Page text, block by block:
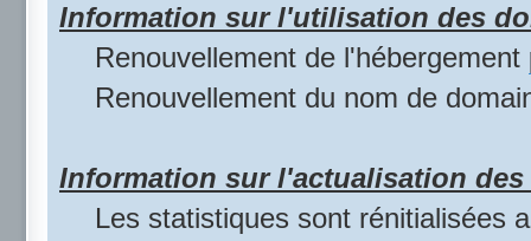
Information sur l'utilisation des
Renouvellement de l'hébergement
Renouvellement du nom de
Information sur l'actualisation
Les statistiques sont rénitialisées